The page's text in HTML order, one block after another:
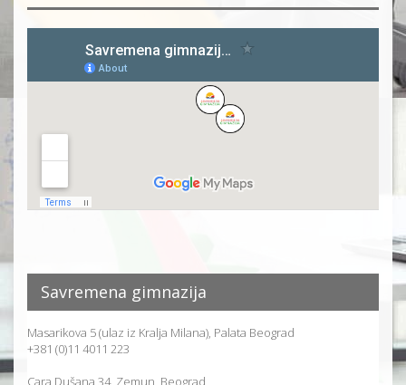
Savremena gimnazija
Masarikova 5 (ulaz iz Kralja Milana), Palata Beograd
+381 (0)11 4011 223
Cara Dušana 34, Zemun, Beograd